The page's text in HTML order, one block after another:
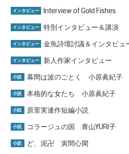
インタビュー Interview of Gold Fishes
インタビュー 特別インタビュー＆講演
インタビュー 金魚詩壇討議＆インタビュ
インタビュー 新人作家インタビュー
小説 幕間は波のごとく 小原眞紀子
小説 本格的な女たち 小原眞紀子
小説 原里実連作短編小説
小説 コラージュの国 青山YURI子
小説 ど、泥卍 寅間心閑